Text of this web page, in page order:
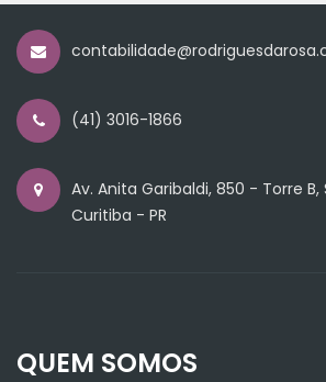
(41) 3016-1866
Av. Anita Garibaldi, 850 - Torre B,
Curitiba - PR
QUEM SOMOS